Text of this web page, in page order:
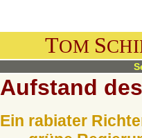
TOM S
Aufstand
Ein rabiater